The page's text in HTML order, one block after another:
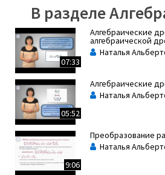
В разделе
07:33
Алгебраические
алгебраической
Наталья
05:52
Алгебраические
Наталья
9:06
Преобразование
Наталья